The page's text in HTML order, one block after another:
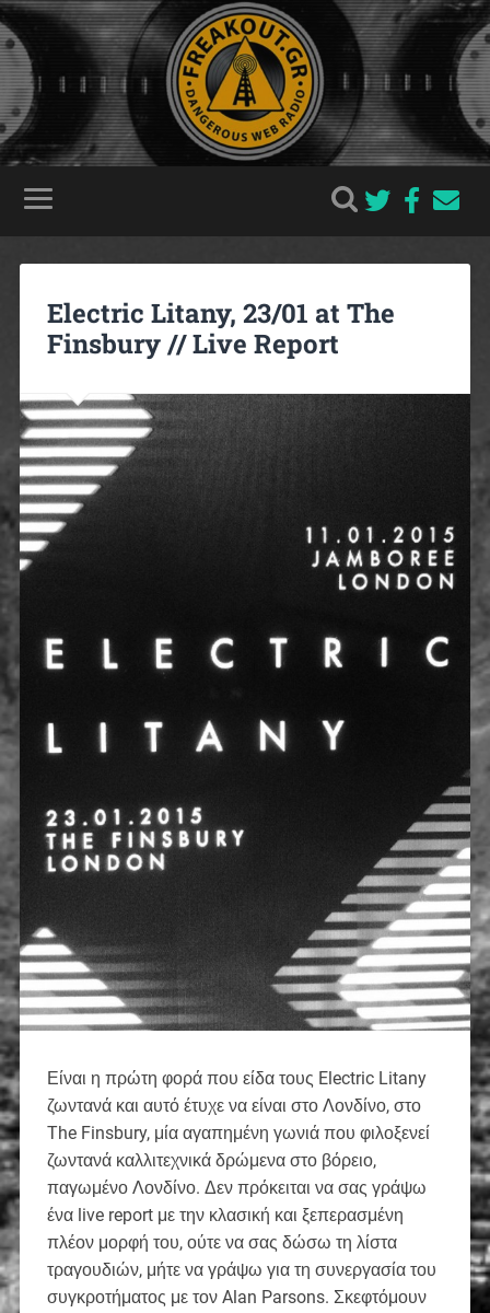
Electric Litany, 23/01 at The
Finsbury // Live Report
Είναι η πρώτη φορά που είδα τους Electric Litany
ζωντανά και αυτό έτυχε να είναι στο Λονδίνο, στο
The Finsbury, μία αγαπημένη γωνιά που φιλοξενεί
ζωντανά καλλιτεχνικά δρώμενα στο βόρειο,
παγωμένο Λονδίνο. Δεν πρόκειται να σας γράψω
ένα live report με την κλασική και ξεπερασμένη
πλέον μορφή του, ούτε να σας δώσω τη λίστα
τραγουδιών, μήτε να γράψω για τη συνεργασία του
συγκροτήματος με τον Alan Parsons. Σκεφτόμουν